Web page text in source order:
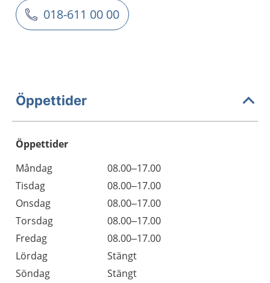
018-611 00 00
Öppettider
Öppettider
Dag
Öppettider
Kommentarer
Måndag
08.00–17.00
Tisdag
08.00–17.00
Onsdag
08.00–17.00
Torsdag
08.00–17.00
Fredag
08.00–17.00
Lördag
Stängt
Söndag
Stängt